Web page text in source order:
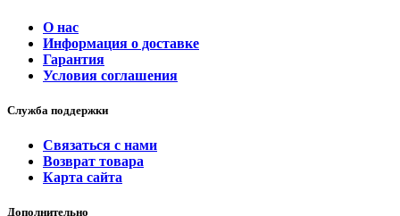
О нас
Информация о доставке
Гарантия
Условия соглашения
Служба поддержки
Связаться с нами
Возврат товара
Карта сайта
Дополнительно